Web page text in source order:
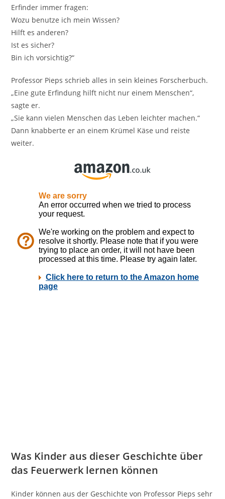
Erfinder immer fragen:
Wozu benutze ich mein Wissen?
Hilft es anderen?
Ist es sicher?
Bin ich vorsichtig?“
Professor Pieps schrieb alles in sein kleines Forscherbuch.
„Eine gute Erfindung hilft nicht nur einem Menschen“,
sagte er.
„Sie kann vielen Menschen das Leben leichter machen.“
Dann knabberte er an einem Krümel Käse und reiste
weiter.
Was Kinder aus dieser Geschichte über
das Feuerwerk lernen können
Kinder können aus der Geschichte von Professor Pieps sehr